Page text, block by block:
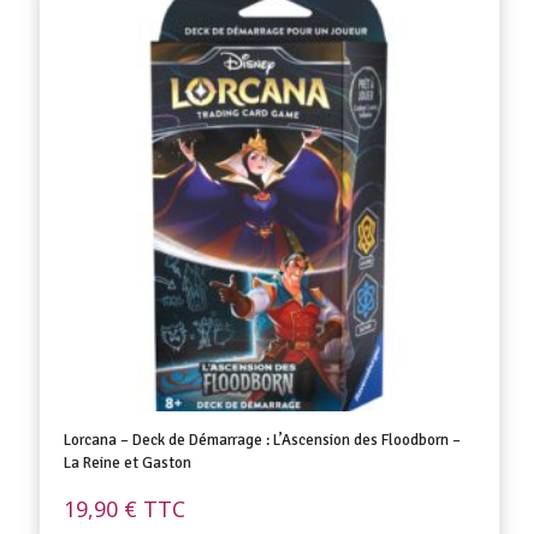
24,90 €. 19,99 €.
Lorcana – Deck de Démarrage : L’Ascension des Floodborn –
La Reine et Gaston
19,90 € TTC